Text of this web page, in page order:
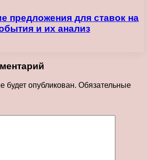
предложения для ставок на
и их анализ
будет опубликован. Обязательные